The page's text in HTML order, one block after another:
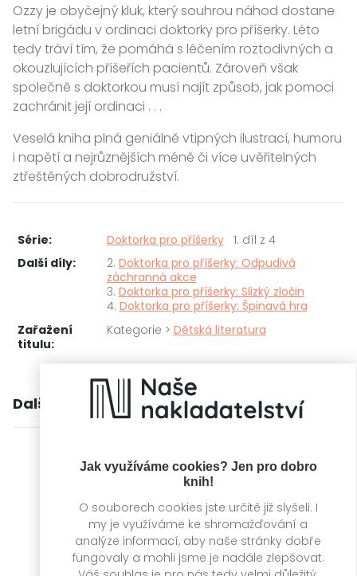
Jak využíváme cookies? Jen pro dobro
knih!
O souborech cookies jste určitě již slyšeli. I
my je využíváme ke shromažďování a
analýze informací, aby naše stránky dobře
fungovaly a mohli jsme je nadále zlepšovat.
Ozzy je obyčejný kluk, který souhrou náhod dostane
letní brigádu v ordinaci doktorky pro příšerky. Léto
tedy tráví tím, že pomáhá s léčením roztodivných a
okouzlujících příšeřích pacientů. Zároveň však
společně s doktorkou musí najít způsob, jak pomoci
zachránit její ordinaci . . .
Veselá kniha plná geniálně vtipných ilustrací, humoru
i napětí a nejrůznějších méně či více uvěřitelných
ztřeštěných dobrodružství.
Série: Doktorka pro příšerky
1. díl z 4
Další díly:
2. Doktorka pro příšerky: Odpudivá
záchranná akce
3. Doktorka pro příšerky: Slizký zločin
4. Doktorka pro příšerky: Špinavá hra
Zařažení
titulu:
Kategorie > Dětská literatura
Další knihy autora